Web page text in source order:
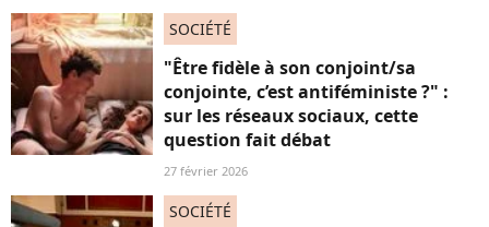
SOCIÉTÉ
"Être fidèle à son conjoint/sa
conjointe, c’est antiféministe ?" :
sur les réseaux sociaux, cette
question fait débat
27 février 2026
SOCIÉTÉ